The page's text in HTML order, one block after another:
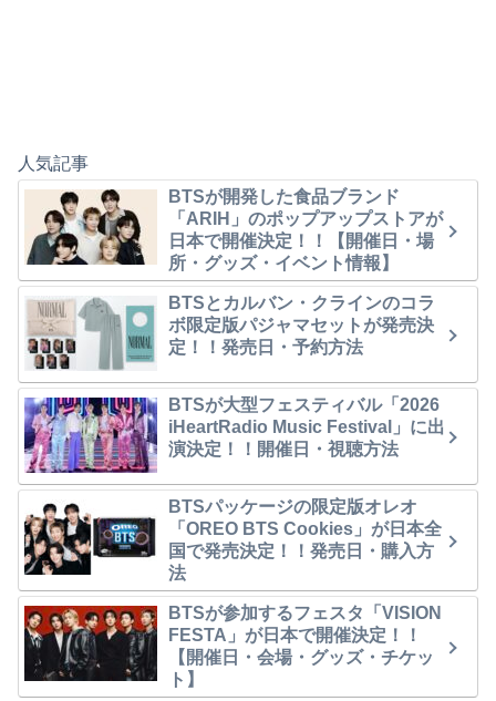
人気記事
BTSが開発した食品ブランド
「ARIH」のポップアップストアが
日本で開催決定！！【開催日・場
所・グッズ・イベント情報】
BTSとカルバン・クラインのコラ
ボ限定版パジャマセットが発売決
定！！発売日・予約方法
BTSが大型フェスティバル「2026
iHeartRadio Music Festival」に出
演決定！！開催日・視聴方法
BTSパッケージの限定版オレオ
「OREO BTS Cookies」が日本全
国で発売決定！！発売日・購入方
法
BTSが参加するフェスタ「VISION
FESTA」が日本で開催決定！！
【開催日・会場・グッズ・チケッ
ト】